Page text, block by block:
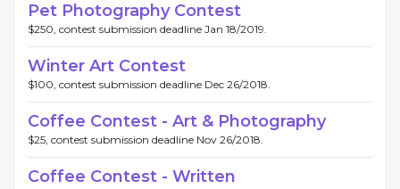
Pet Photography Contest
$250, contest submission deadline Jan 18/2019.
Winter Art Contest
$100, contest submission deadline Dec 26/2018.
Coffee Contest - Art & Photography
$25, contest submission deadline Nov 26/2018.
Coffee Contest - Written